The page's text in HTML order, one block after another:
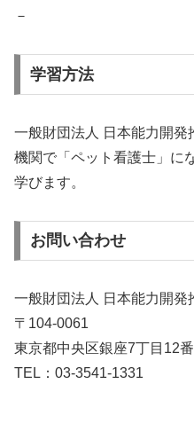
－
学習方法
一般財団法人 日本能力開
機関で「ペット看護士」に
学びます。
お問い合わせ
一般財団法人 日本能力開発
〒104-0061
東京都中央区銀座7丁目12
TEL：03-3541-1331